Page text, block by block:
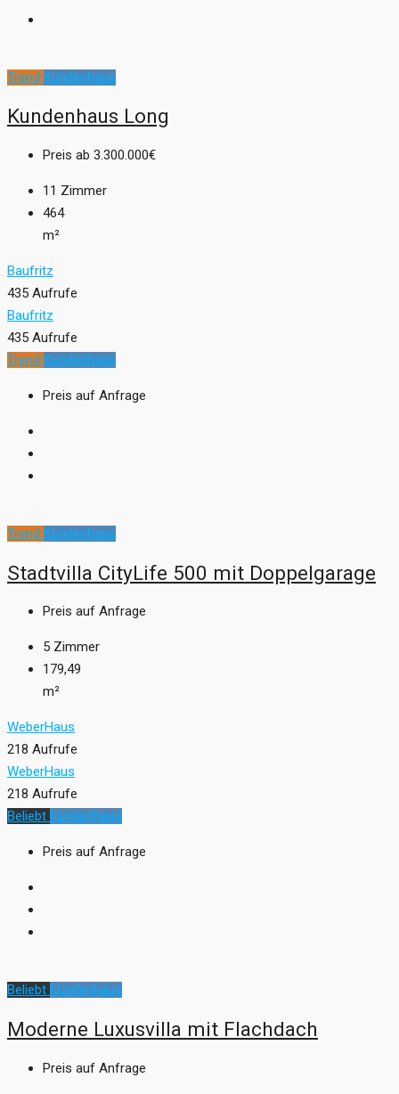
Trend Kundenhaus
Kundenhaus Long
Preis ab 3.300.000€
11 Zimmer
464
m²
Baufritz
435 Aufrufe
Baufritz
435 Aufrufe
Trend Kundenhaus
Preis auf Anfrage
Trend Kundenhaus
Stadtvilla CityLife 500 mit Doppelgarage
Preis auf Anfrage
5 Zimmer
179,49
m²
WeberHaus
218 Aufrufe
WeberHaus
218 Aufrufe
Beliebt Kundenhaus
Preis auf Anfrage
Beliebt Kundenhaus
Moderne Luxusvilla mit Flachdach
Preis auf Anfrage